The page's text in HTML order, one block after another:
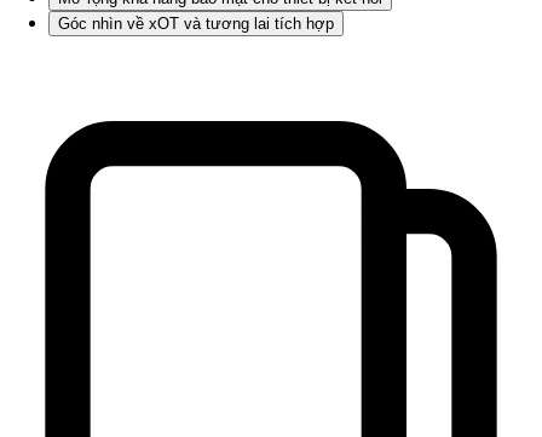
Góc nhìn về xOT và tương lai tích hợp